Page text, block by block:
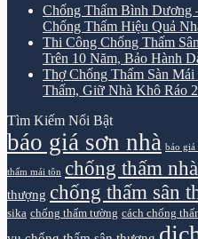
Chống Thấm Bình Dương
Chống Thấm Hiệu Quả
Thi Công Chống Thấm
Trên 10 Năm, Bảo Hành
Thợ Chống Thấm Sàn
Thấm, Giữ Nhà Khô Ráo
Tìm Kiếm Nổi Bật
báo giá sơn nhà báo giá
thấm mái tôn chống thấm
thượng chống thấm sân
sika chống thấm tường cách chống